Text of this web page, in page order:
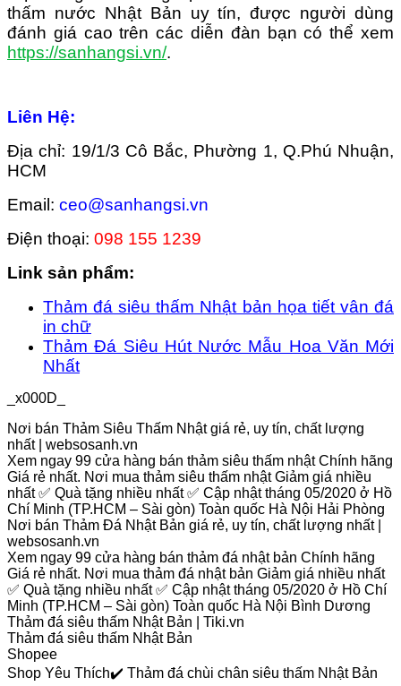
thấm nước Nhật Bản uy tín, được người dùng
đánh giá cao trên các diễn đàn bạn có thể xem
https://sanhangsi.vn/.
Liên Hệ:
Địa chỉ: 19/1/3 Cô Bắc, Phường 1, Q.Phú Nhuận,
HCM
Email: ceo@sanhangsi.vn
Điện thoại: 098 155 1239
Link sản phẩm:
Thảm đá siêu thấm Nhật bản họa tiết vân đá
in chữ
Thảm Đá Siêu Hút Nước Mẫu Hoa Văn Mới
Nhất
_x000D_
Nơi bán Thảm Siêu Thấm Nhật giá rẻ, uy tín, chất lượng
nhất | websosanh.vn
Xem ngay 99 cửa hàng bán thảm siêu thấm nhật Chính hãng
Giá rẻ nhất. Nơi mua thảm siêu thấm nhật Giảm giá nhiều
nhất ✅ Quà tặng nhiều nhất ✅ Cập nhật tháng 05/2020 ở Hồ
Chí Minh (TP.HCM – Sài gòn) Toàn quốc Hà Nội Hải Phòng
Nơi bán Thảm Đá Nhật Bản giá rẻ, uy tín, chất lượng nhất |
websosanh.vn
Xem ngay 99 cửa hàng bán thảm đá nhật bản Chính hãng
Giá rẻ nhất. Nơi mua thảm đá nhật bản Giảm giá nhiều nhất
✅ Quà tặng nhiều nhất ✅ Cập nhật tháng 05/2020 ở Hồ Chí
Minh (TP.HCM – Sài gòn) Toàn quốc Hà Nội Bình Dương
Thảm đá siêu thấm Nhật Bản | Tiki.vn
Thảm đá siêu thấm Nhật Bản
Shopee
Shop Yêu Thích✔️ Thảm đá chùi chân siêu thấm Nhật Bản